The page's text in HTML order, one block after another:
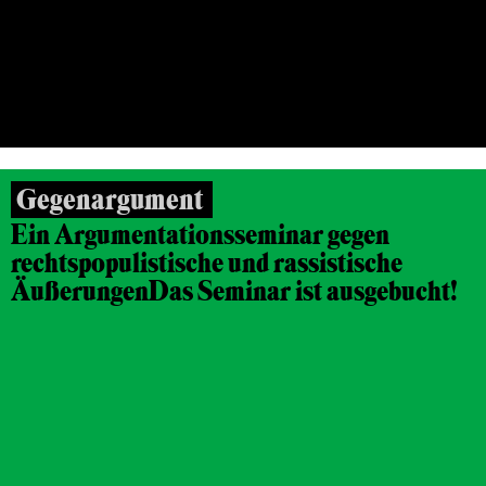
Gegenargument
Ein Argumentationsseminar gegen
rechtspopulistische und rassistische
ÄußerungenDas Seminar ist ausgebucht!